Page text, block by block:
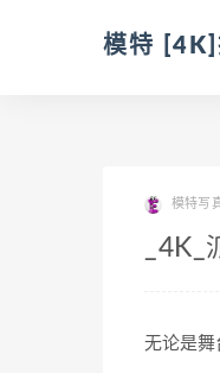
模特 [4K]
模特写
无论是舞